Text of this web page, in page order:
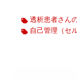
透析患者さん
自己管理（セ